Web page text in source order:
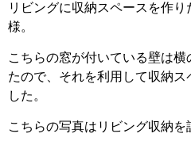
リビングに収納スペースを作
様。
こちらの窓が付いている壁は
たので、それを利用して収納ス
した。
こちらの写真はリビング収納を